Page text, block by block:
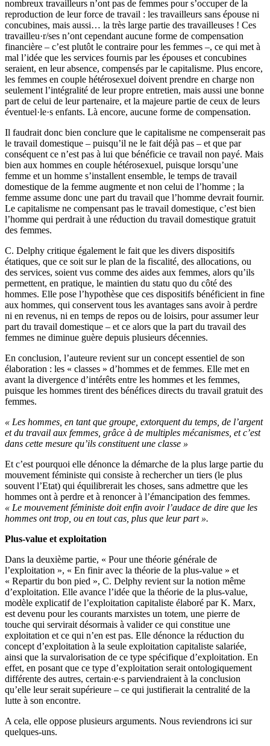
nombreux travailleurs n’ont pas de femmes pour s’occuper de la
reproduction de leur force de travail : les travailleurs sans épouse ni
concubines, mais aussi… la très large partie des travailleuses ! Ces
travailleu·r/ses n’ont cependant aucune forme de compensation
financière – c’est plutôt le contraire pour les femmes –, ce qui met à
mal l’idée que les services fournis par les épouses et concubines
seraient, en leur absence, compensés par le capitalisme. Plus encore,
les femmes en couple hétérosexuel doivent prendre en charge non
seulement l’intégralité de leur propre entretien, mais aussi une bonne
part de celui de leur partenaire, et la majeure partie de ceux de leurs
éventuel·le·s enfants. Là encore, aucune forme de compensation.
Il faudrait donc bien conclure que le capitalisme ne compenserait pas
le travail domestique – puisqu’il ne le fait déjà pas – et que par
conséquent ce n’est pas à lui que bénéficie ce travail non payé. Mais
bien aux hommes en couple hétérosexuel, puisque lorsqu’une
femme et un homme s’installent ensemble, le temps de travail
domestique de la femme augmente et non celui de l’homme ; la
femme assume donc une part du travail que l’homme devrait fournir.
Le capitalisme ne compensant pas le travail domestique, c’est bien
l’homme qui perdrait à une réduction du travail domestique gratuit
des femmes.
C. Delphy critique également le fait que les divers dispositifs
étatiques, que ce soit sur le plan de la fiscalité, des allocations, ou
des services, soient vus comme des aides aux femmes, alors qu’ils
permettent, en pratique, le maintien du statu quo du côté des
hommes. Elle pose l’hypothèse que ces dispositifs bénéficient in fine
aux hommes, qui conservent tous les avantages sans avoir à perdre
ni en revenus, ni en temps de repos ou de loisirs, pour assumer leur
part du travail domestique – et ce alors que la part du travail des
femmes ne diminue guère depuis plusieurs décennies.
En conclusion, l’auteure revient sur un concept essentiel de son
élaboration : les « classes » d’hommes et de femmes. Elle met en
avant la divergence d’intérêts entre les hommes et les femmes,
puisque les hommes tirent des bénéfices directs du travail gratuit des
femmes.
« Les hommes, en tant que groupe, extorquent du temps, de l’argent
et du travail aux femmes, grâce à de multiples mécanismes, et c’est
dans cette mesure qu’ils constituent une classe »
Et c’est pourquoi elle dénonce la démarche de la plus large partie du
mouvement féministe qui consiste à rechercher un tiers (le plus
souvent l’Etat) qui équilibrerait les choses, sans admettre que les
hommes ont à perdre et à renoncer à l’émancipation des femmes.
« Le mouvement féministe doit enfin avoir l’audace de dire que les
hommes ont trop, ou en tout cas, plus que leur part ».
Plus-value et exploitation
Dans la deuxième partie, « Pour une théorie générale de
l’exploitation », « En finir avec la théorie de la plus-value » et
« Repartir du bon pied », C. Delphy revient sur la notion même
d’exploitation. Elle avance l’idée que la théorie de la plus-value,
modèle explicatif de l’exploitation capitaliste élaboré par K. Marx,
est devenu pour les courants marxistes un totem, une pierre de
touche qui servirait désormais à valider ce qui constitue une
exploitation et ce qui n’en est pas. Elle dénonce la réduction du
concept d’exploitation à la seule exploitation capitaliste salariée,
ainsi que la survalorisation de ce type spécifique d’exploitation. En
effet, en posant que ce type d’exploitation serait ontologiquement
différente des autres, certain·e·s parviendraient à la conclusion
qu’elle leur serait supérieure – ce qui justifierait la centralité de la
lutte à son encontre.
A cela, elle oppose plusieurs arguments. Nous reviendrons ici sur
quelques-uns.